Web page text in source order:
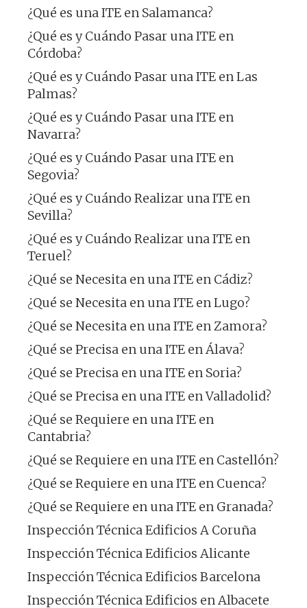
¿Qué es una ITE en Salamanca?
¿Qué es y Cuándo Pasar una ITE en
Córdoba?
¿Qué es y Cuándo Pasar una ITE en Las
Palmas?
¿Qué es y Cuándo Pasar una ITE en
Navarra?
¿Qué es y Cuándo Pasar una ITE en
Segovia?
¿Qué es y Cuándo Realizar una ITE en
Sevilla?
¿Qué es y Cuándo Realizar una ITE en
Teruel?
¿Qué se Necesita en una ITE en Cádiz?
¿Qué se Necesita en una ITE en Lugo?
¿Qué se Necesita en una ITE en Zamora?
¿Qué se Precisa en una ITE en Álava?
¿Qué se Precisa en una ITE en Soria?
¿Qué se Precisa en una ITE en Valladolid?
¿Qué se Requiere en una ITE en
Cantabria?
¿Qué se Requiere en una ITE en Castellón?
¿Qué se Requiere en una ITE en Cuenca?
¿Qué se Requiere en una ITE en Granada?
Inspección Técnica Edificios A Coruña
Inspección Técnica Edificios Alicante
Inspección Técnica Edificios Barcelona
Inspección Técnica Edificios en Albacete